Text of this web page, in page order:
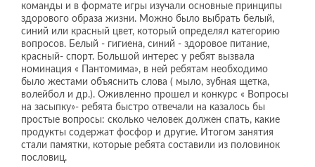
команды и в формате игры изучали основные принципы
здорового образа жизни. Можно было выбрать белый,
синий или красный цвет, который определял категорию
вопросов. Белый - гигиена, синий - здоровое питание,
красный- спорт. Большой интерес у ребят вызвала
номинация « Пантомима», в ней ребятам необходимо
было жестами объяснить слова ( мыло, зубная щетка,
волейбол и др.). Оживленно прошел и конкурс « Вопросы
на засыпку»- ребята быстро отвечали на казалось бы
простые вопросы: сколько человек должен спать, какие
продукты содержат фосфор и другие. Итогом занятия
стали памятки, которые ребята составили из половинок
пословиц.